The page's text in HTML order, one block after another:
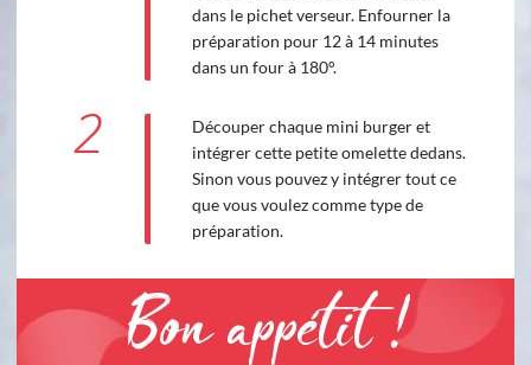
dans le pichet verseur. Enfourner la
préparation pour 12 à 14 minutes
dans un four à 180°.
2
Découper chaque mini burger et
intégrer cette petite omelette dedans.
Sinon vous pouvez y intégrer tout ce
que vous voulez comme type de
préparation.
Bon appétit !